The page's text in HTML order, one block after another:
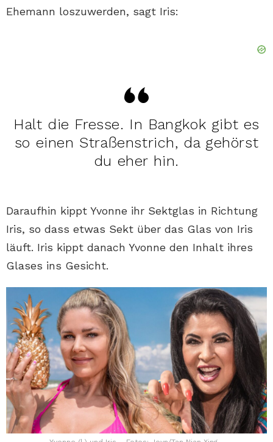
Ehemann loszuwerden, sagt Iris:
Halt die Fresse. In Bangkok gibt es
so einen Straßenstrich, da gehörst
du eher hin.
Daraufhin kippt Yvonne ihr Sektglas in Richtung
Iris, so dass etwas Sekt über das Glas von Iris
läuft. Iris kippt danach Yvonne den Inhalt ihres
Glases ins Gesicht.